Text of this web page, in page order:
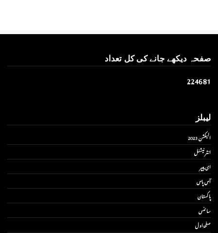
صفحہ دیکھے جانے کی کل تعداد
224681
لیبلز
الیکشن 2023
انٹر نیشنل
ای پیپر
آس پاس
پاکستان
سائنس
صفحۂ اول